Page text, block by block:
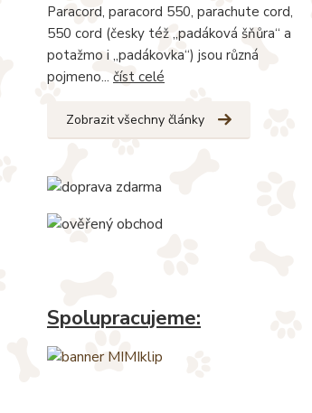
Paracord, paracord 550, parachute cord,
550 cord (česky též „padáková šňůra“ a
potažmo i „padákovka“) jsou různá
pojmeno... číst celé
Zobrazit všechny články
Spolupracujeme: